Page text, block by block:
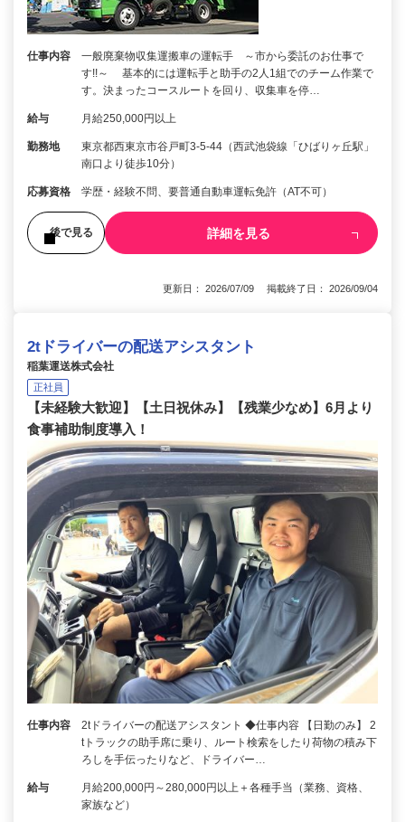
仕事内容
一般廃棄物収集運搬車の運転手 ～市から委託のお仕事で
す!!～ 基本的には運転手と助手の2人1組でのチーム作業で
す。決まったコースルートを回り、収集車を停…
給与 月給250,000円以上
勤務地
東京都西東京市谷戸町3-5-44（西武池袋線「ひばりヶ丘駅」
南口より徒歩10分）
応募資格 学歴・経験不問、要普通自動車運転免許（AT不可）
後で見る 詳細を見る
更新日： 2026/07/09 掲載終了日： 2026/09/04
2tドライバーの配送アシスタント
稲葉運送株式会社
正社員
【未経験大歓迎】【土日祝休み】【残業少なめ】6月より
食事補助制度導入！
仕事内容
2tドライバーの配送アシスタント ◆仕事内容 【日勤のみ】 2
tトラックの助手席に乗り、ルート検索をしたり荷物の積み下
ろしを手伝ったりなど、ドライバー…
給与
月給200,000円～280,000円以上＋各種手当（業務、資格、
家族など）